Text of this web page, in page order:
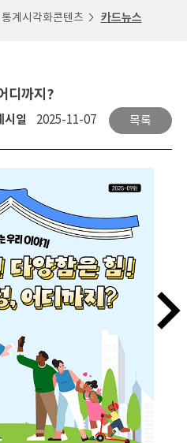
통계시각화콘텐츠 카드뉴스
디까지?
시일 2025-11-07 목록